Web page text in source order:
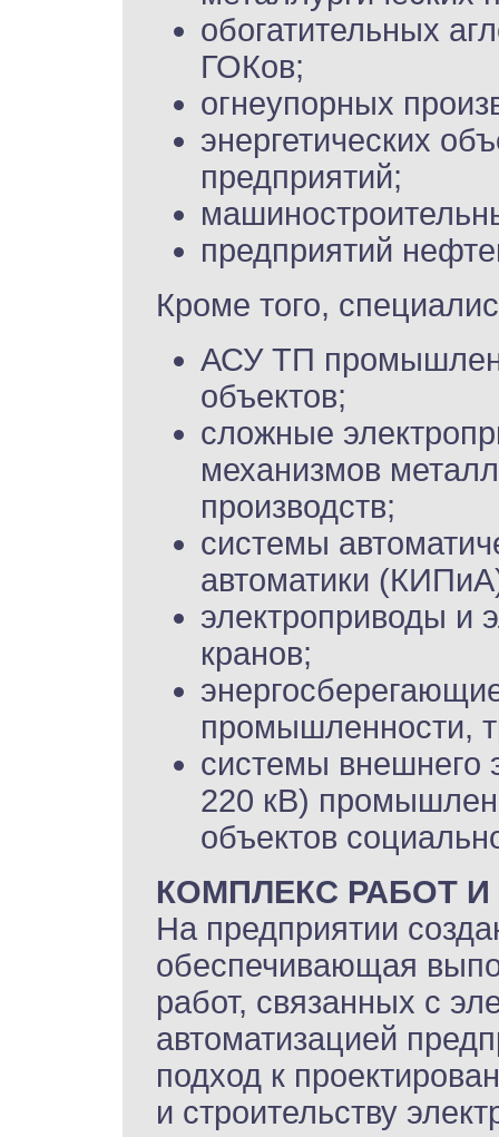
обогатительных
ГОКов;
огнеупорных
энергетических
предприятий;
предприятий
Кроме того,
АСУ ТП
объектов;
сложные
механизмов
производств;
системы
автоматики
электроприводы и
кранов;
промышленности,
системы внешнего
220 кВ)
объектов
КОМПЛЕКС РАБОТ И
На предприятии
обеспечивающая
работ, связанных с
автоматизацией
подход к
и строительству